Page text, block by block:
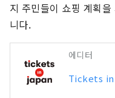
지 주민들이 쇼핑 계획
니다.
에디터
Tickets